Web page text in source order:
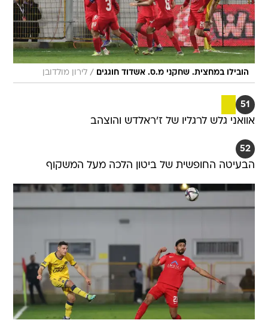
הובילו במחצית. שחקני מ.ס. אשדוד חוגגים / לירון מולדובן
51
אוואני גלש לרגליו של ז'ראלדש והוצהב
52
הבעיטה החופשית של ביטון הלכה מעל המשקוף